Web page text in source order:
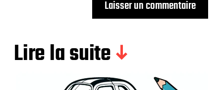
Lire la suite